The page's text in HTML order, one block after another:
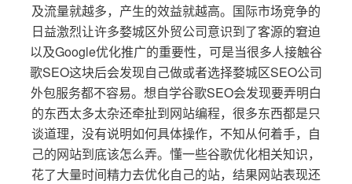
及流量就越多，产生的效益就越高。国际市场竞争的
日益激烈让许多婺城区外贸公司意识到了客源的窘迫
以及Google优化推广的重要性，可是当很多人接触谷
歌SEO这块后会发现自己做或者选择婺城区SEO公司
外包服务都不容易。想自学谷歌SEO会发现要弄明白
的东西太多太杂还牵扯到网站编程，很多东西都是只
谈道理，没有说明如何具体操作，不知从何着手，自
己的网站到底该怎么弄。懂一些谷歌优化相关知识，
花了大量时间精力去优化自己的站，结果网站表现还